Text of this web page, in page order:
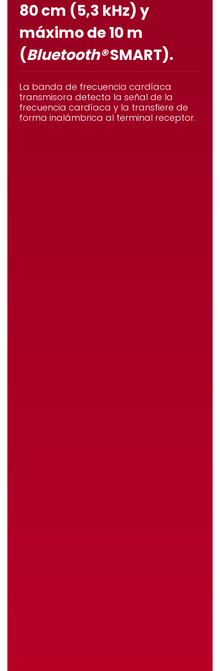
80 cm (5,3 kHz) y
máximo de 10 m
(Bluetooth®SMART).
La banda de frecuencia cardíaca
transmisora detecta la señal de la
frecuencia cardíaca y la transfiere de
forma inalámbrica al terminal receptor.